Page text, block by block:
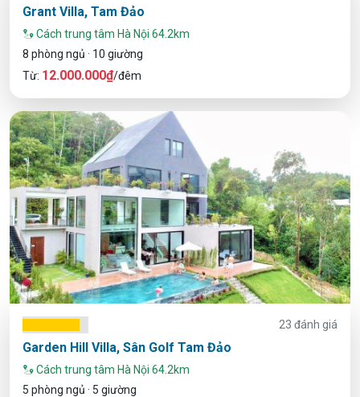
Grant Villa, Tam Đảo
Cách trung tâm Hà Nội 64.2km
8 phòng ngủ · 10 giường
Từ: 12.000.000₫/đêm
23 đánh giá
Garden Hill Villa, Sân Golf Tam Đảo
Cách trung tâm Hà Nội 64.2km
5 phòng ngủ · 5 giường